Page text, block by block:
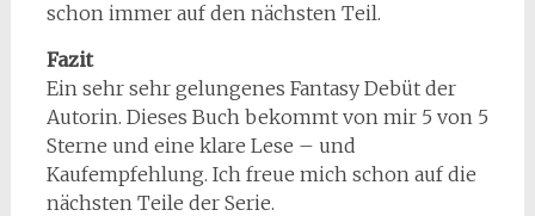
schon immer auf den nächsten Teil.
Fazit
Ein sehr sehr gelungenes Fantasy Debüt der
Autorin. Dieses Buch bekommt von mir 5 von 5
Sterne und eine klare Lese – und
Kaufempfehlung. Ich freue mich schon auf die
nächsten Teile der Serie.